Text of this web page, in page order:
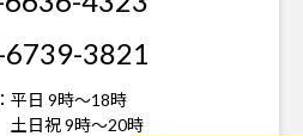
3821
平日 9時～18時
土日祝 9時～20時